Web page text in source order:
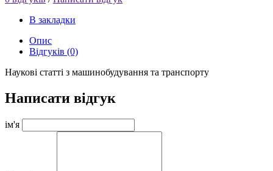
В закладки
Опис
Відгуків (0)
Наукові статті з машинобудування та транспорту
Написати відгук
ім'я